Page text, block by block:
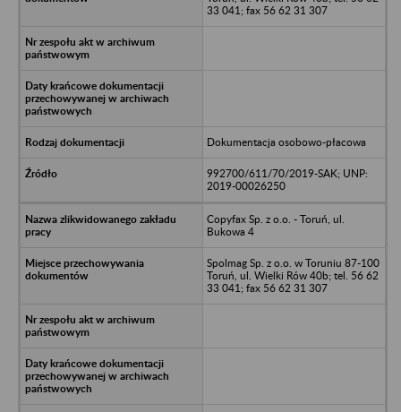
33 041; fax 56 62 31 307
Dokumentacja osobowo-płacowa
992700/611/70/2019-SAK; UNP:
2019-00026250
Copyfax Sp. z o.o. - Toruń, ul.
Bukowa 4
Spolmag Sp. z o.o. w Toruniu 87-100
Toruń, ul. Wielki Rów 40b; tel. 56 62
33 041; fax 56 62 31 307